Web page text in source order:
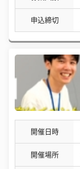
申込締切
開催日時
開催場所